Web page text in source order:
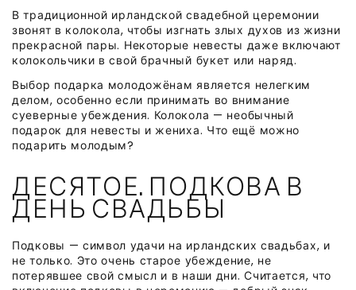
В традиционной ирландской свадебной церемонии
звонят в колокола, чтобы изгнать злых духов из жизни
прекрасной пары. Некоторые невесты даже включают
колокольчики в свой брачный букет или наряд.
Выбор подарка молодожёнам является нелегким
делом, особенно если принимать во внимание
суеверные убеждения. Колокола — необычный
подарок для невесты и жениха. Что ещё можно
подарить молодым?
ДЕСЯТОЕ. ПОДКОВА В
ДЕНЬ СВАДЬБЫ
Подковы — символ удачи на ирландских свадьбах, и
не только. Это очень старое убеждение, не
потерявшее свой смысл и в наши дни. Считается, что